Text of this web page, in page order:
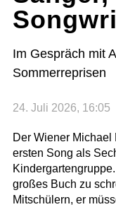
Im Gespräch mit
Sommerreprisen
24. Juli 2026, 16:05
Der Wiener Michael
ersten Song als
großes Buch zu
Mitschülern, er